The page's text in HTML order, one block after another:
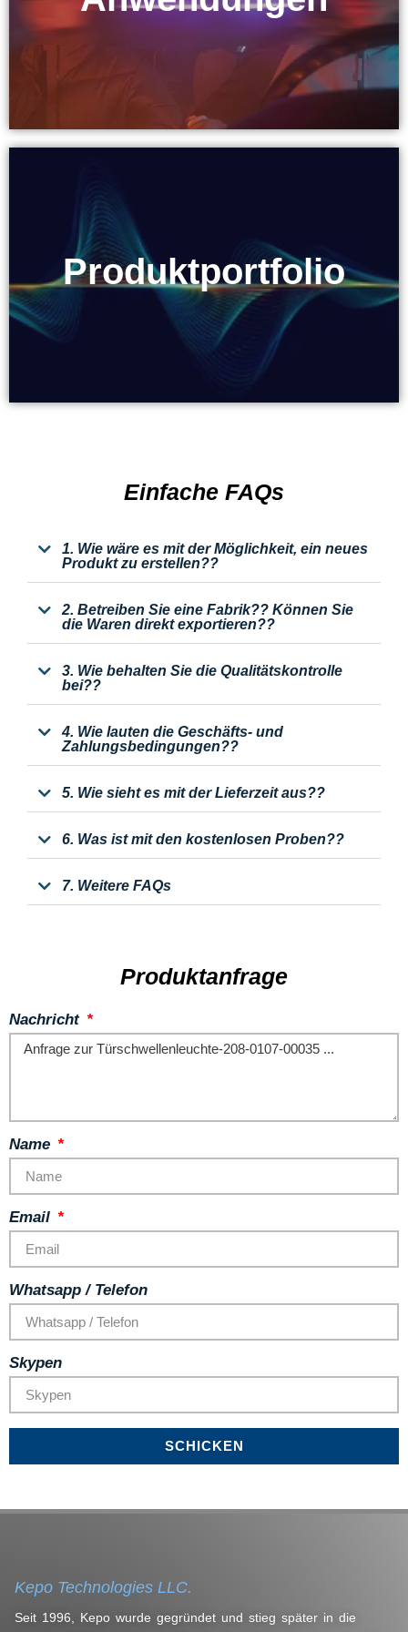
Produktportfolio
Produktportfolio
Einfache FAQs
1. Wie wäre es mit der Möglichkeit, ein neues
Produkt zu erstellen??
2. Betreiben Sie eine Fabrik?? Können Sie
die Waren direkt exportieren??
3. Wie behalten Sie die Qualitätskontrolle
bei??
4. Wie lauten die Geschäfts- und
Zahlungsbedingungen??
5. Wie sieht es mit der Lieferzeit aus??
6. Was ist mit den kostenlosen Proben??
7. Weitere FAQs
Produktanfrage
Nachricht
Name
Email
Whatsapp / Telefon
Skypen
SCHICKEN
Kepo Technologies LLC.
Seit 1996, Kepo wurde gegründet und stieg später in die